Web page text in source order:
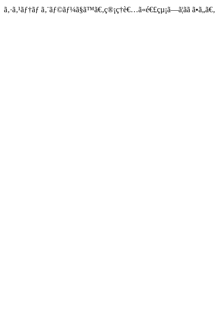
ã‚·ã‚¹ãƒ†ãƒ ã‚¨ãƒ©ãƒ¼ã§ã™ã€‚ç®¡ç†è€…ã«é€£çµ¡ã—ã¦ãã ã•ã„ã€‚